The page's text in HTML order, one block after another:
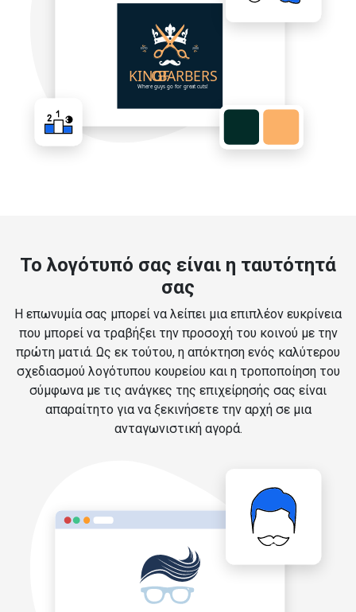
Το λογότυπό σας είναι η ταυτότητά
σας
Η επωνυμία σας μπορεί να λείπει μια επιπλέον ευκρίνεια
που μπορεί να τραβήξει την προσοχή του κοινού με την
πρώτη ματιά. Ως εκ τούτου, η απόκτηση ενός καλύτερου
σχεδιασμού λογότυπου κουρείου και η τροποποίηση του
σύμφωνα με τις ανάγκες της επιχείρησής σας είναι
απαραίτητο για να ξεκινήσετε την αρχή σε μια
ανταγωνιστική αγορά.